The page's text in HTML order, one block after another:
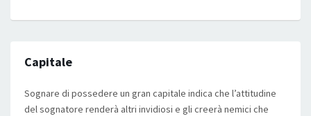
Capitale
Sognare di possedere un gran capitale indica che l’attitudine
del sognatore renderà altri invidiosi e gli creerà nemici che